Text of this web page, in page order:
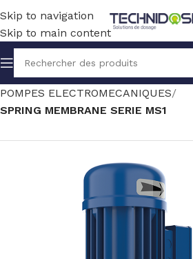
Skip to navigation
Skip to main content
Accueil TRAITEMENT EAU DOSAGE
POMPES ELECTROMECANIQUES
SPRING MEMBRANE SERIE MS1